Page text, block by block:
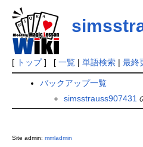
[ トップ] [ 一覧| 単語検索| 最終
バックアップ一覧
simsstrauss907431
Site admin: mmladmin